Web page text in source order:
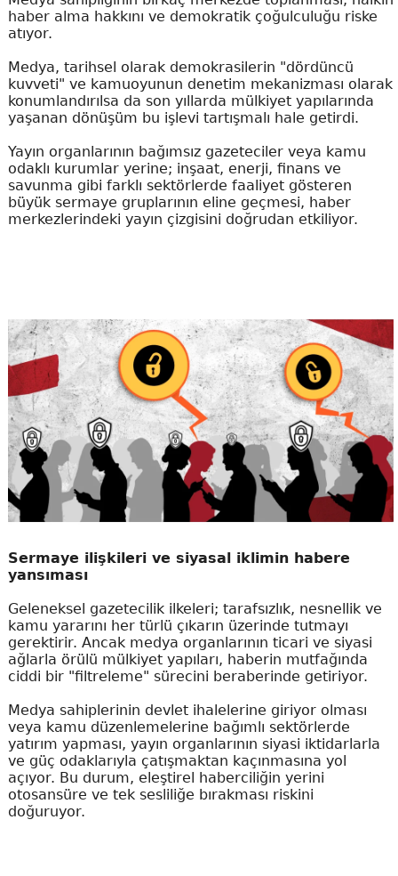
haber alma hakkını ve demokratik çoğulculuğu riske
atıyor.
Medya, tarihsel olarak demokrasilerin "dördüncü
kuvveti" ve kamuoyunun denetim mekanizması olarak
konumlandırılsa da son yıllarda mülkiyet yapılarında
yaşanan dönüşüm bu işlevi tartışmalı hale getirdi.
Yayın organlarının bağımsız gazeteciler veya kamu
odaklı kurumlar yerine; inşaat, enerji, finans ve
savunma gibi farklı sektörlerde faaliyet gösteren
büyük sermaye gruplarının eline geçmesi, haber
merkezlerindeki yayın çizgisini doğrudan etkiliyor.
Sermaye ilişkileri ve siyasal iklimin habere
yansıması
Geleneksel gazetecilik ilkeleri; tarafsızlık, nesnellik ve
kamu yararını her türlü çıkarın üzerinde tutmayı
gerektirir. Ancak medya organlarının ticari ve siyasi
ağlarla örülü mülkiyet yapıları, haberin mutfağında
ciddi bir "filtreleme" sürecini beraberinde getiriyor.
Medya sahiplerinin devlet ihalelerine giriyor olması
veya kamu düzenlemelerine bağımlı sektörlerde
yatırım yapması, yayın organlarının siyasi iktidarlarla
ve güç odaklarıyla çatışmaktan kaçınmasına yol
açıyor. Bu durum, eleştirel haberciliğin yerini
otosansüre ve tek sesliliğe bırakması riskini
doğuruyor.